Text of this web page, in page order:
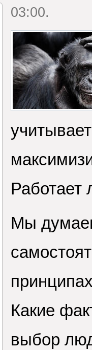
03:00.
Работает
Мы
Какие
выбор